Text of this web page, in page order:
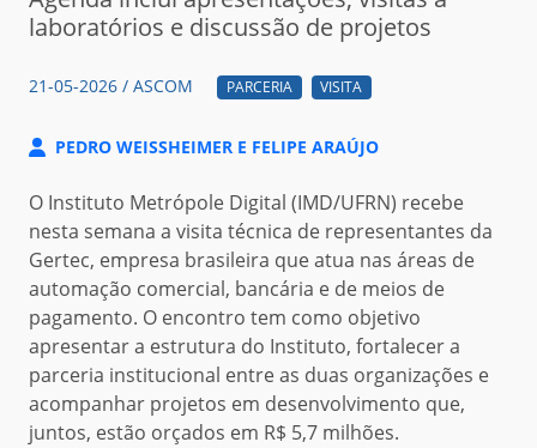
laboratórios e discussão de projetos
21-05-2026 / ASCOM PARCERIA VISITA
PEDRO WEISSHEIMER E FELIPE ARAÚJO
O Instituto Metrópole Digital (IMD/UFRN) recebe
nesta semana a visita técnica de representantes da
Gertec, empresa brasileira que atua nas áreas de
automação comercial, bancária e de meios de
pagamento. O encontro tem como objetivo
apresentar a estrutura do Instituto, fortalecer a
parceria institucional entre as duas organizações e
acompanhar projetos em desenvolvimento que,
juntos, estão orçados em R$ 5,7 milhões.